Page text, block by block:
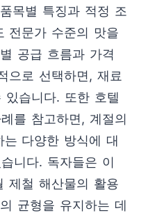
목별 특징과 적정 조
전문가 수준의 맛을
공급 흐름과 가격
으로 선택하면, 재료
습니다. 또한 호텔
를 참고하면, 계절의
는 다양한 방식에 대
니다. 독자들은 이
제철 해산물의 활용
균형을 유지하는 데